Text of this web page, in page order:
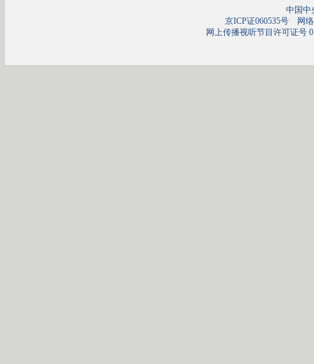
中国中
京ICP证060535号网络
网上传播视听节目许可证号